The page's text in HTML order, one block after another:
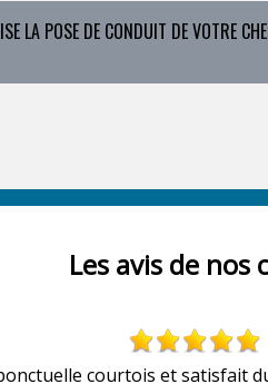
LA POSE DE CONDUIT DE VOTRE
Les avis de nos
courtois et satisfait